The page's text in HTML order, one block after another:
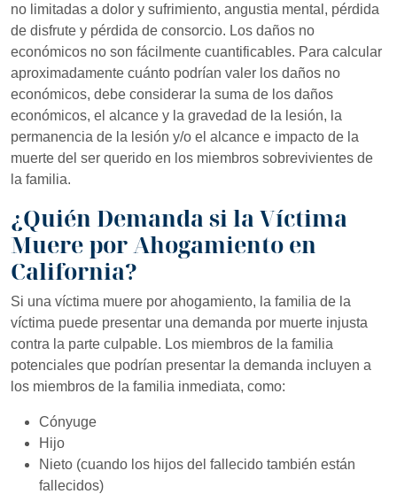
no limitadas a dolor y sufrimiento, angustia mental, pérdida
de disfrute y pérdida de consorcio. Los daños no
económicos no son fácilmente cuantificables. Para calcular
aproximadamente cuánto podrían valer los daños no
económicos, debe considerar la suma de los daños
económicos, el alcance y la gravedad de la lesión, la
permanencia de la lesión y/o el alcance e impacto de la
muerte del ser querido en los miembros sobrevivientes de
la familia.
¿Quién Demanda si la Víctima
Muere por Ahogamiento en
California?
Si una víctima muere por ahogamiento, la familia de la
víctima puede presentar una demanda por muerte injusta
contra la parte culpable. Los miembros de la familia
potenciales que podrían presentar la demanda incluyen a
los miembros de la familia inmediata, como:
Cónyuge
Hijo
Nieto (cuando los hijos del fallecido también están
fallecidos)